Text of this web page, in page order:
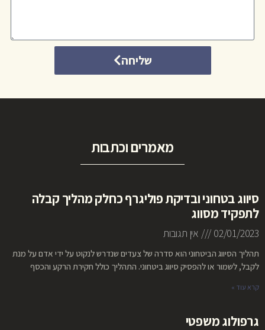
שליחה
מאמרים וכתבות
סיווג בטחוני ובדיקת פוליגרף כחלק מהליך קבלה
לתפקיד מסווג
02/01/2023 אין תגובות
תהליך הסיווג הביטחוני הוא סדרה של צעדים שנדרש לנקוט על ידי אדם על מנת
לקבל, לשמור או להפסיק סיווג ביטחוני. התהליך כולל חקירת הרקע והכסף
קרא עוד »
גרפולוג משפטי